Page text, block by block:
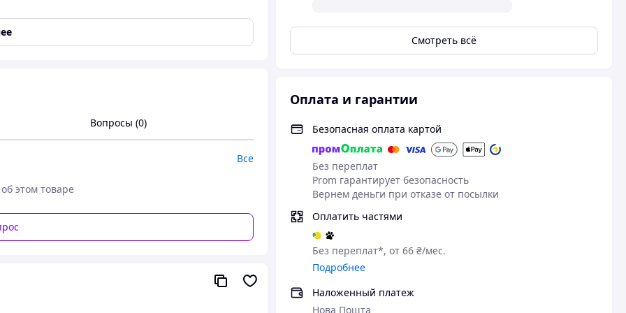
Смотреть всё
Оплата и гарантии
Безопасная оплата картой
Без переплат
Prom гарантирует безопасность
Вернем деньги при отказе от посылки
Оплатить частями
Без переплат*, от 66 ₴/мес.
Подробнее
Наложенный платеж
Нова Пошта
Вопросы (0)
Все
этом товаре